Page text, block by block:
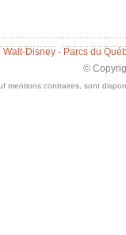
Walt-Disney- Parcs du
©
mentions contraires, sont